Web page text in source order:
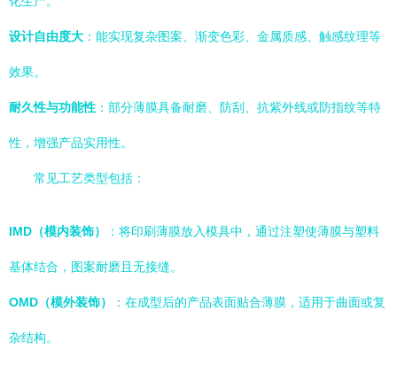
设计自由度大 ：能实现复杂图案、渐变色彩、金属质感、触感纹理等
效果。
耐久性与功能性 ：部分薄膜具备耐磨、防刮、抗紫外线或防指纹等特
性，增强产品实用性。
常见工艺类型包括：
IMD（模内装饰） ：将印刷薄膜放入模具中，通过注塑使薄膜与塑料
基体结合，图案耐磨且无接缝。
OMD（模外装饰） ：在成型后的产品表面贴合薄膜，适用于曲面或复
杂结构。